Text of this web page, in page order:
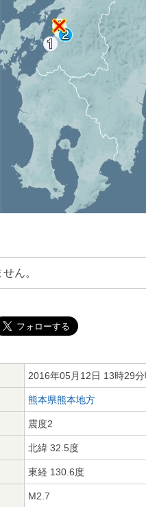
ん。
2016年05月12日 13時29
熊本県熊本地方
震度2
北緯 32.5度
東経 130.6度
M2.7